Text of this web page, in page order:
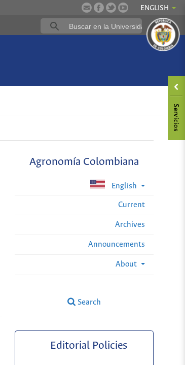
ENGLISH
Agronomía Colombiana
English
Current
Archives
Announcements
About
Search
Editorial Policies